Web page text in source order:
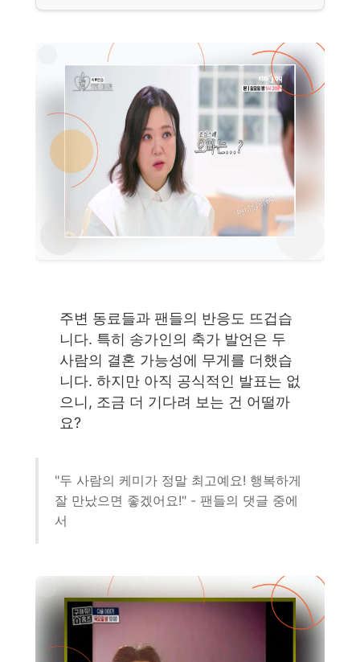
주변 동료들과 팬들의 반응도 뜨겁습
니다. 특히 송가인의 축가 발언은 두
사람의 결혼 가능성에 무게를 더했습
니다. 하지만 아직 공식적인 발표는 없
으니, 조금 더 기다려 보는 건 어떨까
요?
"두 사람의 케미가 정말 최고예요! 행복하게
잘 만났으면 좋겠어요!" - 팬들의 댓글 중에
서